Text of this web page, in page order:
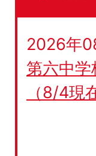
2026年
第六中
（8/4現